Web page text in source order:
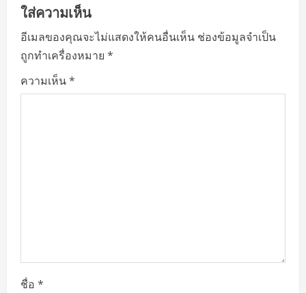
ใส่ความเห็น
อีเมลของคุณจะไม่แสดงให้คนอื่นเห็น ช่องข้อมูลจำเป็น
ถูกทำเครื่องหมาย *
ความเห็น*
ชื่อ *